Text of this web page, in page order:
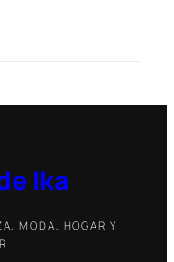
Ika
MODA, HOGAR Y